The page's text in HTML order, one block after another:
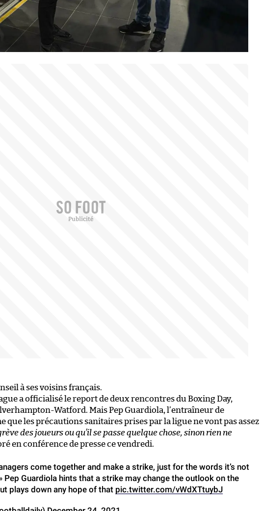
à ses voisins français.
a officialisé le report de deux rencontres du Boxing Day,
Watford. Mais Pep Guardiola, l’entraîneur de
que les précautions sanitaires prises par la ligue ne vont pas assez
des joueurs ou qu’il se passe quelque chose, sinon rien ne
en conférence de presse ce vendredi.
come together and make a strike, just for the words it’s not
Pep Guardiola hints that a strike may change the outlook on the
plays down any hope of that pic.twitter.com/vWdXTtuybJ